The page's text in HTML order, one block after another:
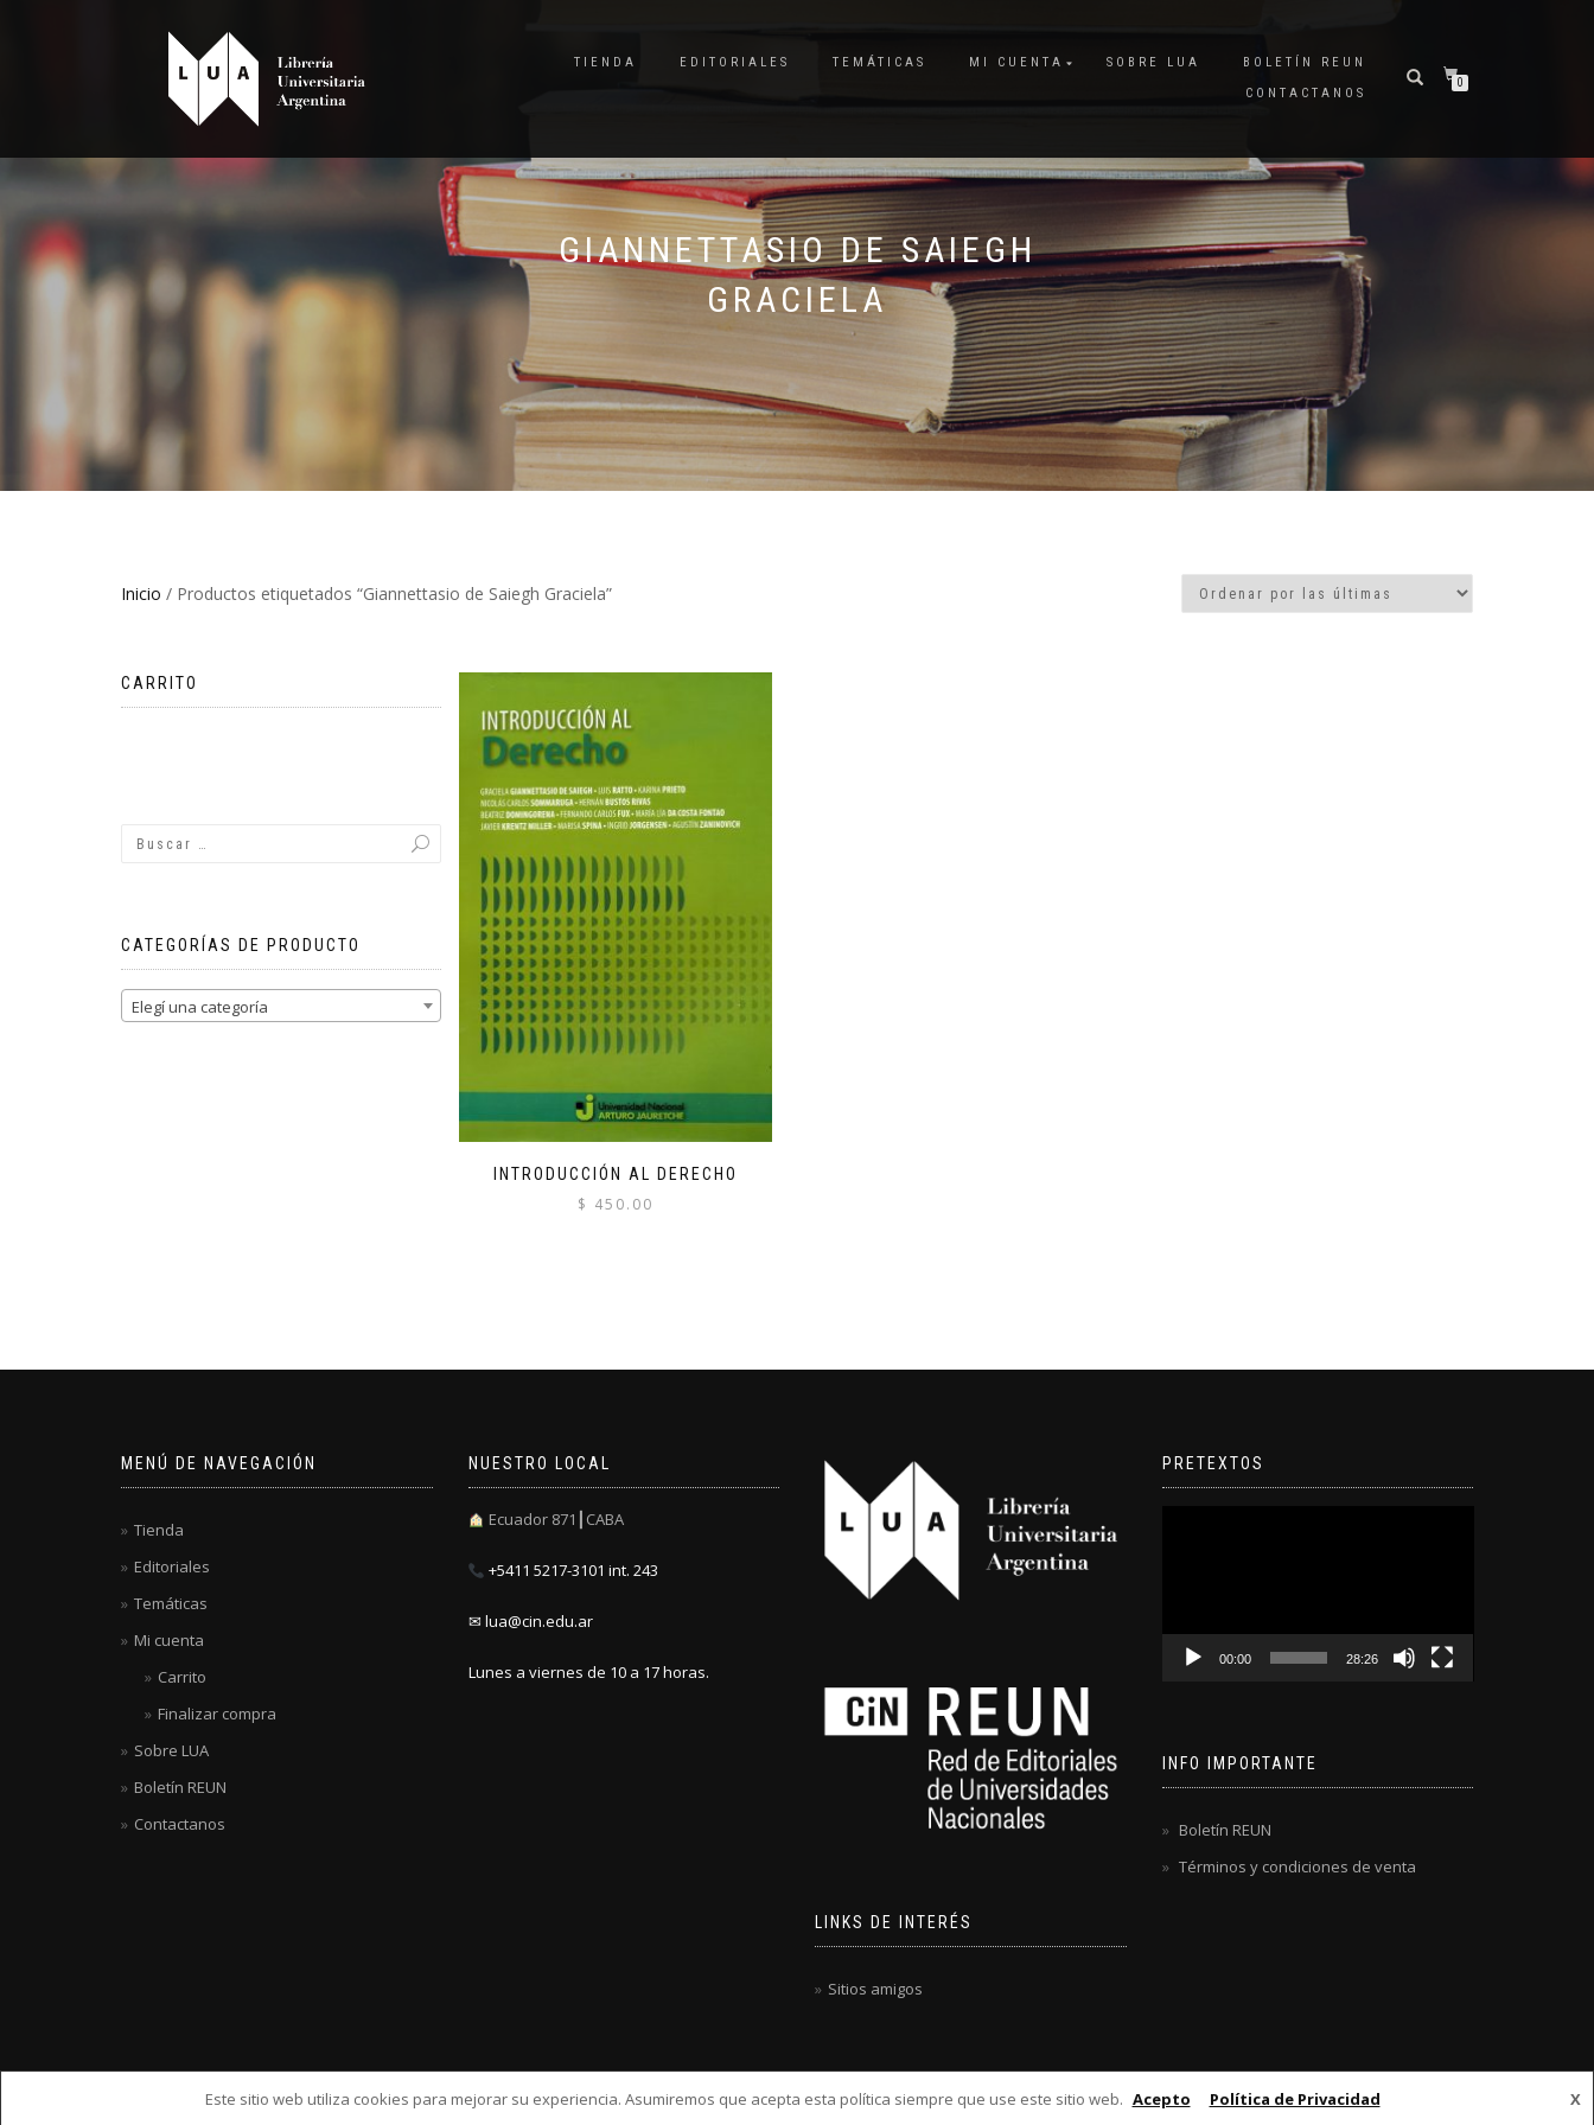
TIENDA EDITORIALES TEMÁTICAS MI CUENTA SOBRE LUA
BOLETÍN REUN
CONTACTANOS
0
GIANNETTASIO DE SAIEGH
GRACIELA
Inicio / Productos etiquetados “Giannettasio de Saiegh Graciela”
INTRODUCCIÓN AL DERECHO
$ 450.00
CARRITO
CATEGORÍAS DE PRODUCTO
Elegí una categoría
MENÚ DE NAVEGACIÓN
Tienda
Editoriales
Temáticas
Mi cuenta
Carrito
Finalizar compra
Sobre LUA
Boletín REUN
Contactanos
NUESTRO LOCAL
Ecuador 871┃CABA
+5411 5217-3101 int. 243
✉ lua@cin.edu.ar
Lunes a viernes de 10 a 17 horas.
LINKS DE INTERÉS
Sitios amigos
PRETEXTOS
00:00 28:26
INFO IMPORTANTE
Boletín REUN
Términos y condiciones de venta
hecho por WordPress
Este sitio web utiliza cookies para mejorar su experiencia. Asumiremos que acepta esta política siempre que use este sitio web. X
Acepto Política de Privacidad